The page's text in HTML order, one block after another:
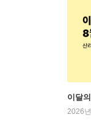
이달
2026